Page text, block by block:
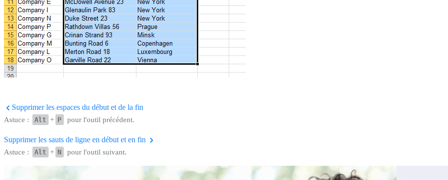
Supprimer les espaces du début et de la fin
Astuce : Alt + P pour l'outil précédent.
Supprimer les sauts de ligne en début et en fin
Astuce : Alt + N pour l'outil suivant.